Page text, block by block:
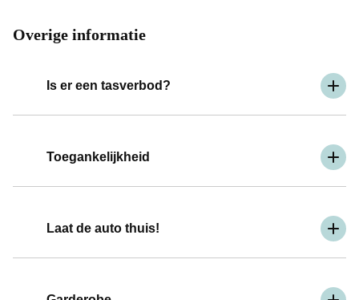
Overige informatie
Is er een tasverbod?
Toegankelijkheid
Laat de auto thuis!